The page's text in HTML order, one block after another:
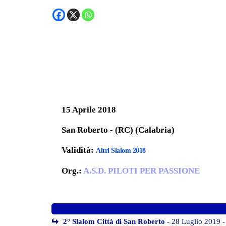
15 Aprile 2018
San Roberto - (RC) (Calabria)
Validità: Altri Slalom 2018
Org.: A.S.D. PILOTI PER PASSIONE
2° Slalom Città di San Roberto - 28 Luglio 2019 -